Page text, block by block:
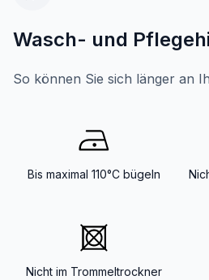
Wasch- und
So können Sie sich länger an
Bis maximal 110°C bügeln
Nicht im Trommeltrockner